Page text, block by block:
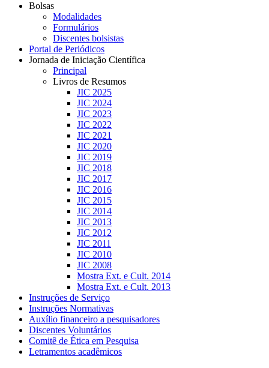
Bolsas
Modalidades
Formulários
Discentes bolsistas
Portal de Periódicos
Jornada de Iniciação Científica
Principal
Livros de Resumos
JIC 2025
JIC 2024
JIC 2023
JIC 2022
JIC 2021
JIC 2020
JIC 2019
JIC 2018
JIC 2017
JIC 2016
JIC 2015
JIC 2014
JIC 2013
JIC 2012
JIC 2011
JIC 2010
JIC 2008
Mostra Ext. e Cult. 2014
Mostra Ext. e Cult. 2013
Instruções de Serviço
Instruções Normativas
Auxílio financeiro a pesquisadores
Discentes Voluntários
Comitê de Ética em Pesquisa
Letramentos acadêmicos